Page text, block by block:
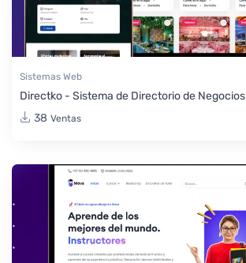
Sistemas Web
Directko - Sistema de Directorio de Negocios
38 Ventas